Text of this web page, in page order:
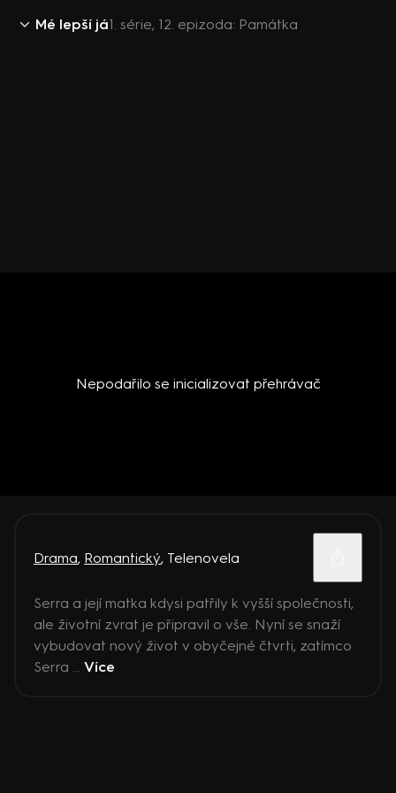
Mé lepší já1. série, 12. epizoda: Památka
Nepodařilo se inicializovat přehrávač
Drama, Romantický, Telenovela
Serra a její matka kdysi patřily k vyšší společnosti,
ale životní zvrat je připravil o vše. Nyní se snaží
vybudovat nový život v obyčejné čtvrti, zatímco
Serra ... Více